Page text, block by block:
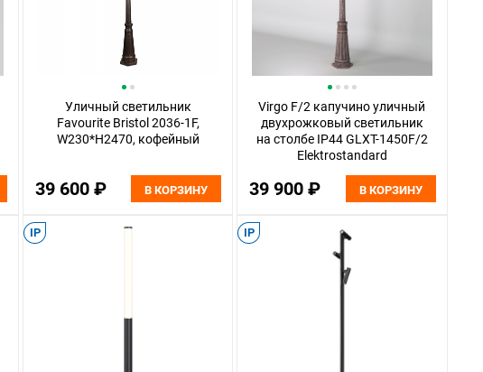
Уличный светильник
Favourite Bristol 2036-1F,
W230*H2470, кофейный
39 600 ₽ В КОРЗИНУ
Virgo F/2 капучино уличный
двухрожковый светильник
на столбе IP44 GLXT-1450F/2
Elektrostandard
39 900 ₽ В КОРЗИНУ
IP IP